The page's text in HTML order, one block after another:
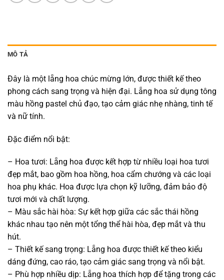
MÔ TẢ
Đây là một lẵng hoa chúc mừng lớn, được thiết kế theo
phong cách sang trọng và hiện đại. Lẵng hoa sử dụng tông
màu hồng pastel chủ đạo, tạo cảm giác nhẹ nhàng, tinh tế
và nữ tính.
Đặc điểm nổi bật:
– Hoa tươi: Lẵng hoa được kết hợp từ nhiều loại hoa tươi
đẹp mắt, bao gồm hoa hồng, hoa cẩm chướng và các loại
hoa phụ khác. Hoa được lựa chọn kỹ lưỡng, đảm bảo độ
tươi mới và chất lượng.
– Màu sắc hài hòa: Sự kết hợp giữa các sắc thái hồng
khác nhau tạo nên một tổng thể hài hòa, đẹp mắt và thu
hút.
– Thiết kế sang trọng: Lẵng hoa được thiết kế theo kiểu
dáng đứng, cao ráo, tạo cảm giác sang trọng và nổi bật.
– Phù hợp nhiều dịp: Lẵng hoa thích hợp để tặng trong các